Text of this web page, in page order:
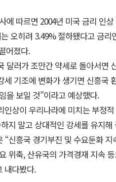
에 따르면 2004년 미국 금리 인
오히려 3.49% 절하됐다고 금
어졌다.
달러가 조만간 약세로 돌아서면
세 기조에 변화가 생기면 신흥국
을 보일 것”이라고 예상했다.
인상이 우리나라에 미치는 부정
지 말고 상대적인 강세를 유지
“신흥국 경기부진 및 수요둔화
위축, 산유국의 가격경재 지속
내다봤다.